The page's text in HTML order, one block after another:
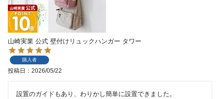
山崎実業 公式 壁付けリュックハンガー タワー
購入者
投稿日 2026/05/22
設置のガイドもあり、わりかし簡単に設置できました。